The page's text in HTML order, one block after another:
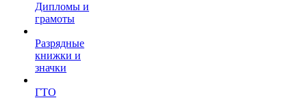
Дипломы и
грамоты
Разрядные
книжки и
значки
ГТО